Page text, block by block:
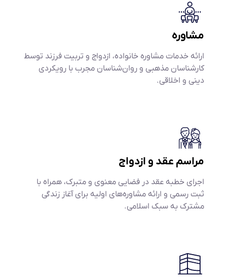
مشاوره
ارائه خدمات مشاوره خانواده، ازدواج و تربیت فرزند توسط
کارشناسان مذهبی و روان‌شناسان مجرب با رویکردی
دینی و اخلاقی.
مراسم عقد و ازدواج
اجرای خطبه عقد در فضایی معنوی و متبرک، همراه با
ثبت رسمی و ارائه مشاوره‌های اولیه برای آغاز زندگی
مشترک به سبک اسلامی.